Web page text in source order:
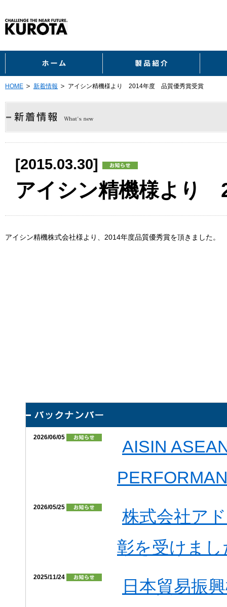
HOME 新着情報 アイシン精機様より 2014年度 品質優秀賞受賞
[2015.03.30]
アイシン精機様より
アイシン精機株式会社様より、2014年度品質優秀賞を頂きました。
2026/06/05
AISIN
2026/05/25
株式会社ア
彰を受けまし
2025/11/24
日本貿易振